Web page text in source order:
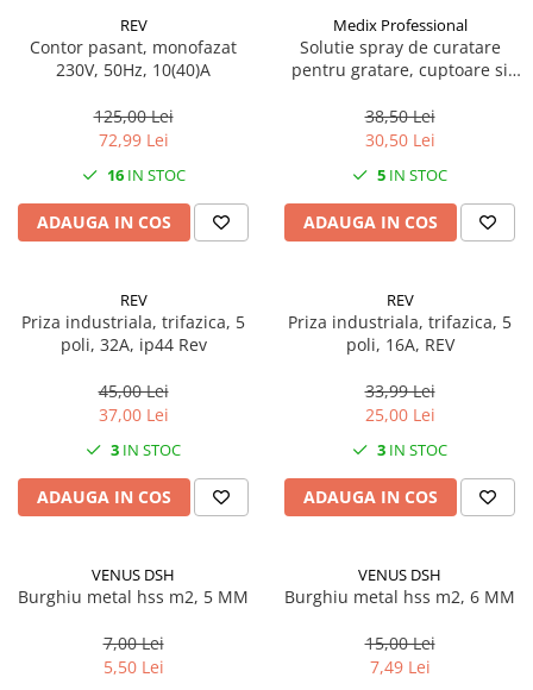
REV
Contor pasant, monofazat
230V, 50Hz, 10(40)A
125,00 Lei
72,99 Lei
16IN STOC
ADAUGA IN COS
Medix Professional
Solutie spray de curatare
pentru gratare, cuptoare si
Professional
38,50 Lei
30,50 Lei
5 IN STOC
ADAUGA IN COS
REV
Priza industriala, trifazica, 5
poli, 32A, ip44 Rev
45,00 Lei
37,00 Lei
3 IN STOC
ADAUGA IN COS
REV
Priza industriala, trifazica, 5
poli, 16A, REV
33,99 Lei
25,00 Lei
3 IN STOC
ADAUGA IN COS
VENUS DSH
Burghiu metal hss m2, 5 MM
7,00 Lei
5,50 Lei
VENUS DSH
Burghiu metal hss m2, 6 MM
15,00 Lei
7,49 Lei